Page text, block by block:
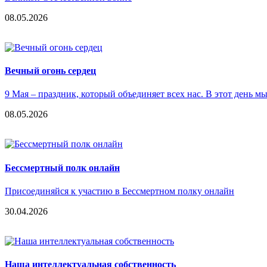
08.05.2026
Вечный огонь сердец
9 Мая – праздник, который объединяет всех нас. В этот день
08.05.2026
Бессмертный полк онлайн
Присоединяйся к участию в Бессмертном полку онлайн
30.04.2026
Наша интеллектуальная собственность